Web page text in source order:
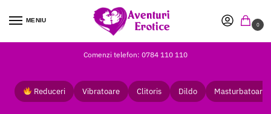
MENIU
0
Comenzi telefon: 0784 110 110
Reduceri Vibratoare Clitoris Dildo Masturbatoare